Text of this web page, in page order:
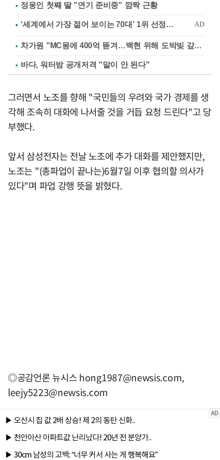
정웅인 첫째 딸 "연기 준비중" 깜짝 근황
차가원 "MC몽에 400억 뜯겨…백현 위해 도박빚 갚아줘"
바다, 워터밤 공개저격 "말이 안 된다"
그러면서 노조를 향해 "국민들의 우려와 국가 경제를 생
각해 조속히 대화에 나서줄 것을 거듭 요청 드린다"고 당
부했다.
앞서 삼성전자는 전날 노조에 추가 대화를 제안했지만,
노조는 "(총파업이 끝나는)6월7일 이후 협의할 의사가
있다"며 파업 강행 뜻을 밝혔다.
◎공감언론 뉴시스hong1987@newsis.com,
leejy5223@newsis.com